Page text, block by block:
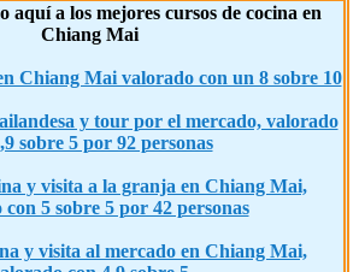
aquí a los mejores cursos de cocina en
Chiang Mai
Chiang Mai valorado con un 8 sobre 10
y tour por el mercado, valorado
sobre 5 por 92 personas
y visita a la granja en Chiang Mai,
5 sobre 5 por 42 personas
y visita al mercado en Chiang Mai,